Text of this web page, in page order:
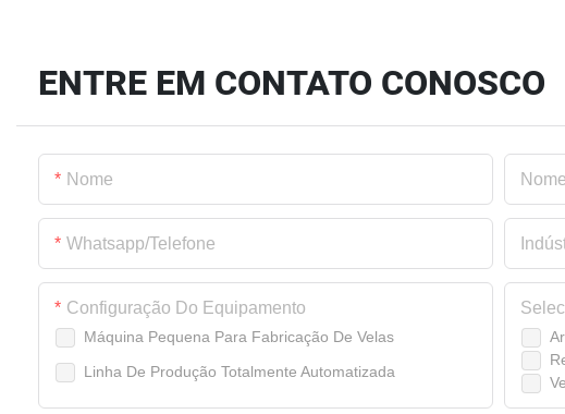
ENTRE EM CONTATO CONOSCO
Nome
Whatsapp/Telefone
Máquina Pequena Para Fabricação De Velas
Linha De Produção Totalmente Automatizada
Configuração Do Equipamento